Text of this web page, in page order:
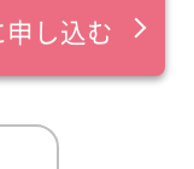
申し込む